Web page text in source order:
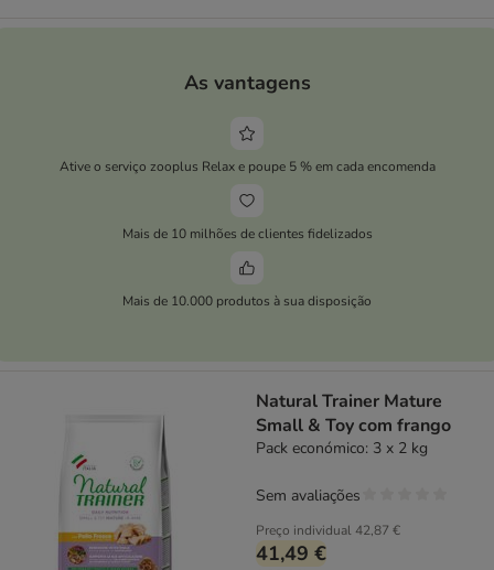
As vantagens
Ative o serviço zooplus Relax e poupe 5 % em cada encomenda
Mais de 10 milhões de clientes fidelizados
Mais de 10.000 produtos à sua disposição
Natural Trainer Mature
Small & Toy com frango
Pack económico: 3 x 2 kg
Preço individual42,87 €
41,49 €
Sem avaliações